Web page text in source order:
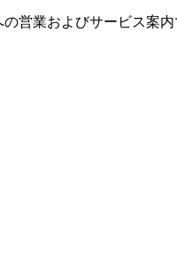
の営業およびサービス案